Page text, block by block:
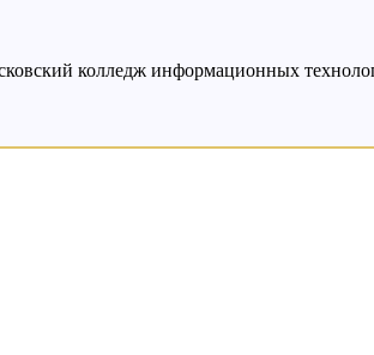
колледж информационных